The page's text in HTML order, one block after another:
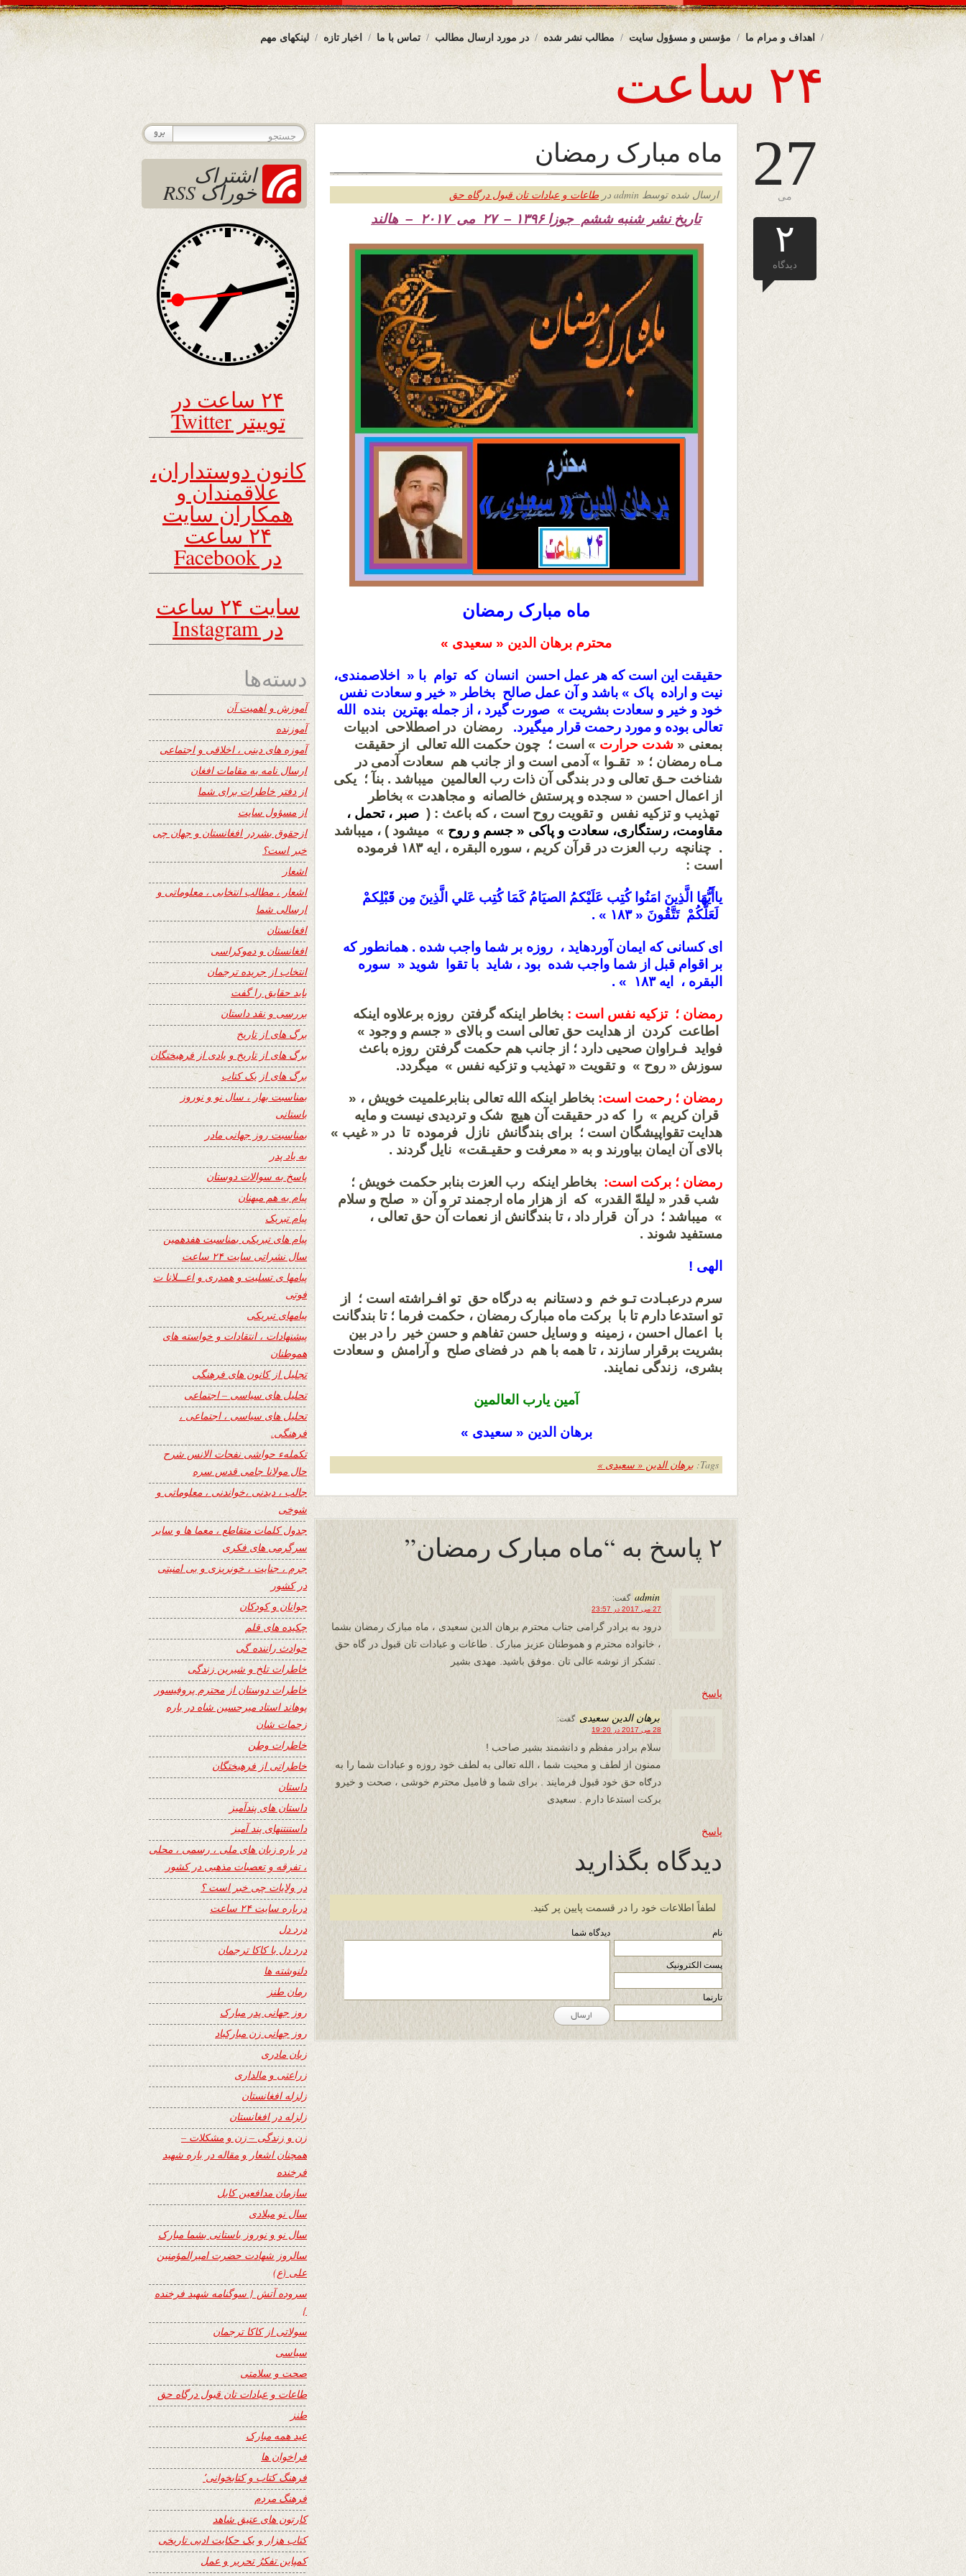
لینکهای مهم اخبار تازه تماس با ما در مورد ارسال مطالب مطالب نشر شده مؤسس و مسؤول سایت اهداف و مرام ما
۲۴ ساعت
27
می
۲
دیدگاه
ماه مبارک رمضان
ارسال شده توسط admin در طاعات و عبادات تان قبول درگاه حق
تاریخ نشر شنبه ششم جوزا۱۳۹۶ – ۲۷ می ۲۰۱۷ – هالند
ماه مبارک رمضان
محترم برهان الدین « سعیدی »
حقیقت این است که هر عمل احسن انسان که توام با « اخلاصمندی،
نیت و اراده پاک » باشد و آن عمل صالح بخاطر « خیر و سعادت نفس
خود و خیر و سعادت بشریت » صورت گیرد ، از جمله بهترین بنده الله
تعالی بوده و مورد رحمت قرار میگیرد.
رمضان در اصطلاحی ادبیات
بمعنی « شدت حرارت » است ؛ چون حکمت الله تعالی از حقیقت
مـاه رمضان ؛ « تقـوا » آدمی است و از جانب هم سعادت آدمی در
شناخت حـق تعالی و در بندگی آن ذات رب العالمین میباشد . بنآ ؛ یکی
از اعمال احسن « سجده و پرستش خالصانه و مجاهدت » بخاطر
تهذیب و تزکیه نفس و تقویت روح است ، که باعث : ( صبر ، تحمل ،
مقاومت، رستگاری، سعادت و پاکی « جسم و روح » میشود ) ، میباشد
. چنانچه رب العزت در قرآن کریم ، سوره البقره ، ایه ۱۸۳ فرموده
است :
یاأَيُّهَا الَّذِينَ امَنُوا كُتِب عَلَيْكمُ الصيَامُ كَمَا كُتِب عَلي الَّذِينَ مِن قَبْلِكمْ
لَعَلَّكُمْ تَتَّقُونَ‏ « ۱۸۳ » .
ای كسانی كه ايمان آورده‏ايد ، روزه بر شما واجب شده . همانطور كه
بر اقوام قبل از شما واجب شده بود ، شايد با تقوا شويد « سوره
البقره ، ایه ۱۸۳ » .
رمضان ؛ تزکیه نفس است : بخاطر اینکه گرفتن روزه برعلاوه اینکه
اطاعت کردن از هدایت حق تعالی است و بالای « جسم و وجود »
فواید فـراوان صحیی دارد ؛ از جانب هم حکمت گرفتن روزه باعث
سوزش « روح » و تقویت « تهذیب و تزکیه نفس » میگردد.
رمضان ؛ رحمت است: بخاطر اینکه الله تعالی بنابرعلمیت خویش ، «
قران کریم » را که در حقیقت آن هيچ شک و ترديدى نيست و مايه
هدايت تقواپيشگان است ؛ برای بندگانش نازل فرموده تا در « غیب »
بالای آن ایمان بیاورند و به « معرفت و حقیـقت» نایل گردند .
رمضان ؛ برکت است: بخاطر اینکه رب العزت بنابر حکمت خویش ؛
شب قدر « لیلهّ القدر» که از هزار ماه ارجمند تر و آن « صلح و سلام
» میباشد ؛ در آن قرار داد ، تا بندگانش از نعمات آن حق تعالی ،
مستفید شوند .
الهی !
سرم درعبـادت تـو خم و دستانم به درگاه حق تو افـراشته است ؛ از
تو استدعا دارم تا با برکت ماه مبارک رمضان ، حکمت فرما ؛ تا بندگانت
با اعمال احسن ، زمینه و وسایل حسن تفاهم و حسن خیر را در بین
بشریت برقرار سازند ، تا همه با هم در فضای صلح و آرامش و سعادت
بشری، زندگی نمایند.
آمین یارب العالمین
برهان الدین « سعیدی »
Tags: برهان الدین « سعیدی »
۲ پاسخ به “ماه مبارک رمضان”
admin گفت:
27 می 2017 در 23:57
درود به برادر گرامی جناب محترم برهان الدین سعیدی ، ماه مبارک رمضان بشما
، خانواده محترم و هموطنان عزیز مبارک . طاعات و عبادات تان قبول در گاه حق
. تشکر از نوشه عالی تان .موفق باشید. مهدی بشیر
پاسخ
برهان الدین سعیدی گفت:
28 می 2017 در 19:20
سلام برادر مفظم و دانشمند بشیر صاحب !
ممنون از لطف و محیت شما ، الله تعالی به لطف خود روزه و عبادات شما را به
درګاه حق خود قبول فرمایند . برای شما و فامیل محترم خوشی ، صحت و خیرو
برکت استدعا دارم . سعیدی
پاسخ
دیدگاه بگذارید
لطفاً اطلاعات خود را در قسمت پایین پر کنید.
نام
پست الکترونیک
تارنما
دیدگاه شما
اشتراک
خوراک RSS
۲۴ ساعت در
توییتر Twitter
کانون دوستداران،
علاقمندان و
همکاران سایت
۲۴ ساعت
در Facebook
سایت ۲۴ ساعت
در Instagram
دسته‌ها
آموزش و اهمیت آن
آموزنده
آموزه های دینی ، اخلاقی و اجتماعی
ارسال نامه به مقامات افغان
از دفتر خاطرات برای شما
از مسؤول سایت
ازحقوق بشردر افغانستان و جهان چی
خبر است؟
اشعار
اشعار ، مطالب انتخابی ، معلوماتی و
ارسالی شما
افغانستان
افغانستان و دموکراسی
انتخاب از جریده ترجمان
باید حقایق را گفت
بررسی و نقد داستان
برگ های از تاریخ
برگ های از تاریخ و یادی از فرهیختگان
برگ های از یک کتاب
بمناسبت بهار ، سال نو و نوروز
باستانی
بمناسبت روز جهانی مادر
به یاد پدر
پاسخ به سوالات دوستان
پیام به هم میهنان
پیام تبریک
پیام های تبریکی بمناسبت هفدهمین
سال نشراتی سایت ۲۴ ساعت
پیامها ی تسلیت و همدری و اعـــلانا ت
فوتی
پیامهای تبریکی
پیشنهادات ، انتقادات و خواسته های
هموطنان
تجلیل از کانون های فرهنگی
تحلیل های سیاسی – اجتماعی
تحلیل های سیاسی ، اجتماعی ،
فرهنگی.
تکملهء حواشی نفحات الانس شرح
حال مولانا جامی قدس سره
جالب ، دیدنی ،خواندنی ، معلوماتی و
شوخی
جدول کلمات متقاطع ، معما ها و سایر
سرگرمی های فکری
جرم ، جنایت ، خونریزی و بی امنیتی
در کشور
جوانان و کودکان
چکیده های قلم
حوادث راننده گی
خاطرات تلخ و شیرین زندگی
خاطرات دوستان از محترم پروفیسور
پوهاند استاد میرحسین شاه در باره
زحمات شان
خاطرات وطن
خاطراتی از فرهیختگان
داستان
داستان های پندآمیز
داستنتنهای پند آمیز
در باره زبان های ملی ، رسمی ، محلی
، تفرقه و تعصبات مذهبی در کشور
در ولایات چی خبر است ؟
درباره سایت ۲۴ ساعت
درد دل
درد دل با کاکا ترجمان
دلنوشته ها
رمان طنز
روز جهانی پدر مبارک
روز جهانی زن مبارکباد
زبان مادری
زراعتی و مالداری
زلزله افغانستان
زلزله در افغانستان
زن و زندگی – زن و مشکلات –
همچنان اشعار و مقاله در باره شهید
فرخنده
سازمان مدافعین کابل
سال نو میلادی
سال نو و نوروز باستانی بشما مبارک
سالروز شهادت حضرت امیرالمؤمنین
علی (ع)
سروده آتش { سوگنامه شهید فرخنده
}
سولاتی از کاکا ترجمان
سیاسی
صحت و سلامتی
طاعات و عبادات تان قبول درگاه حق
طنز
عید همه مبارک
فراخوان ها
فرهنگ کتاب و کتابخوانی٬
فرهنگ مردم
کارتون های عتیق شاهد
کتاب هزار و یک حکایت ادبی تاریخی
کمپاین تفکرُ تحریر و عمل